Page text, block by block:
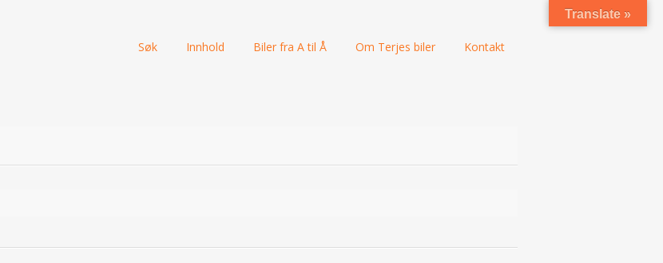
Skip
Søk Innhold Biler fra A til Å Om Terjes biler Kontakt
Translate »